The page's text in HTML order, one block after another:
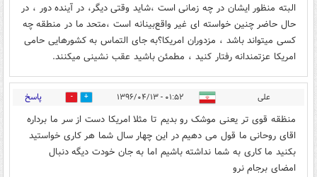
البته منظور ایشان در چه زمانی است ،شاید وقتی دیگر، در آینده دور ، در
حال حاضر چنین خواسته ای غیر واقع‌بینانه است ،متحد ما در منطقه چه
کسی میتواند باشد ، مزدوران امریکا؟به جای التماس به کشورهایی حامی
امریکا عزتمندانه رفتار کنید ، مطمئن باشید عقب نشینی میکنند.
علی ۰۱:۵۲ - ۱۳۹۶/۰۴/۱۳ 76 پاسخ
منظقه قوی تر یعنی موشک رو بدیم تا مثلا امریکا دست از سر ما برداره
اقای روحانی ما قول می دهیم در این چهار سال شما هر کاری خواستید
بکنید ما کاری به شما نداشته باشیم اما به جان خودت دیگه دنبال
امضای برجام نرو